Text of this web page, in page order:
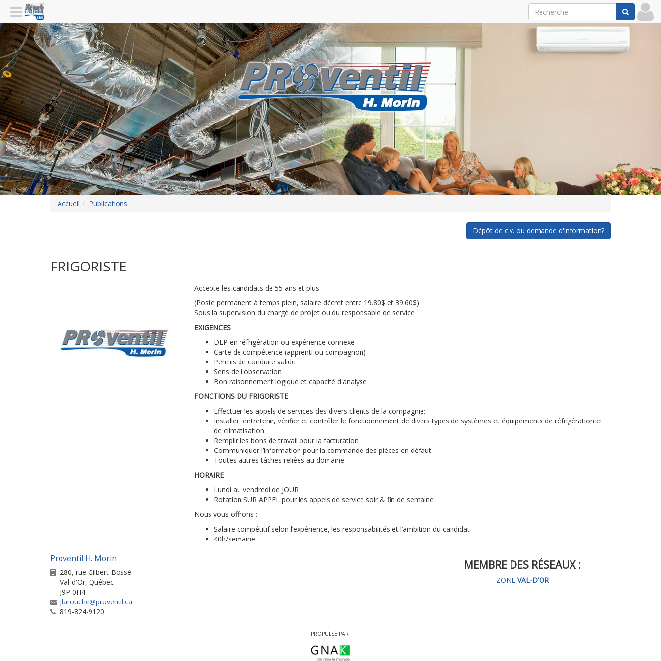
Accueil Publications
Dépôt de c.v. ou demande d'information?
FRIGORISTE
Accepte les candidats de 55 ans et plus
(Poste permanent à temps plein, salaire décret entre 19.80$ et 39.60$)
Sous la supervision du chargé de projet ou du responsable de service
EXIGENCES
DEP en réfrigération ou expérience connexe
Carte de compétence (apprenti ou compagnon)
Permis de conduire valide
Sens de l'observation
Bon raisonnement logique et capacité d'analyse
FONCTIONS DU FRIGORISTE
Effectuer les appels de services des divers clients de la compagnie;
Installer, entretenir, vérifier et contrôler le fonctionnement de divers types de systèmes et équipements de réfrigération et
de climatisation
Remplir les bons de travail pour la facturation
Communiquer l’information pour la commande des pièces en défaut
Toutes autres tâches reliées au domaine.
HORAIRE
Lundi au vendredi de JOUR
Rotation SUR APPEL pour les appels de service soir & fin de semaine
Nous vous offrons :
Salaire compétitif selon l’expérience, les responsabilités et l’ambition du candidat
40h/semaine
Proventil H. Morin
280, rue Gilbert-Bossé
Val-d'Or, Québec
J9P 0H4
jlarouche@proventil.ca
819-824-9120
MEMBRE DES RÉSEAUX :
ZONE VAL-D'OR
PROPULSÉ PAR